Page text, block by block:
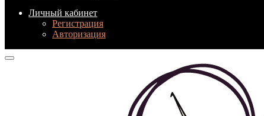
Личный кабинет
Регистрация
Авторизация